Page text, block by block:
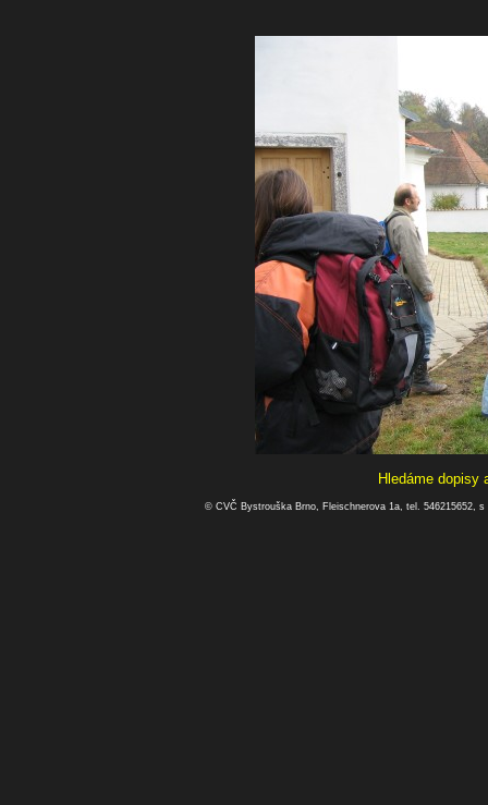
Hledáme dopisy
© CVČ Bystrouška Brno, Fleischnerova 1a, tel. 546215652,